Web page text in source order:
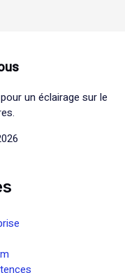
un éclairage sur le